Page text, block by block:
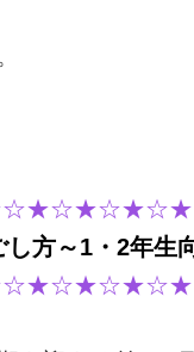
し方～1・2年生